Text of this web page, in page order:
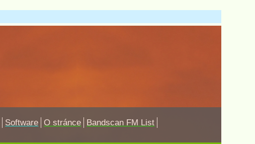
Software O stránce Bandscan FM List